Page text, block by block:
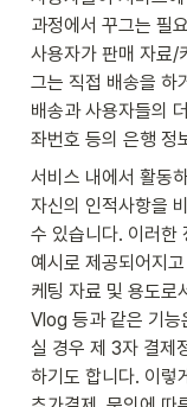
과정에서 꾸그는 필
사용자가 판매 자료/
그는 직접 배송을 하
배송과 사용자들의
좌번호 등의 은행 정
서비스 내에서 활동
자신의 인적사항을
수 있습니다. 이러한
예시로 제공되어지
케팅 자료 및 용도로
Vlog 등과 같은 기능
실 경우 제 3자 결제
하기도 합니다. 이렇